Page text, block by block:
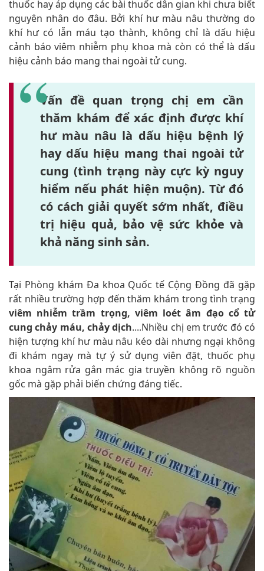
thuốc hay áp dụng các bài thuốc dân gian khi chưa biết
nguyên nhân do đâu. Bởi khí hư màu nâu thường do
khí hư có lẫn máu tạo thành, không chỉ là dấu hiệu
cảnh báo viêm nhiễm phụ khoa mà còn có thể là dấu
hiệu cảnh báo mang thai ngoài tử cung.
Vấn đề quan trọng chị em cần
thăm khám để xác định được khí
hư màu nâu là dấu hiệu bệnh lý
hay dấu hiệu mang thai ngoài tử
cung (tình trạng này cực kỳ nguy
hiểm nếu phát hiện muộn). Từ đó
có cách giải quyết sớm nhất, điều
trị hiệu quả, bảo vệ sức khỏe và
khả năng sinh sản.
Tại Phòng khám Đa khoa Quốc tế Cộng Đồng đã gặp
rất nhiều trường hợp đến thăm khám trong tình trạng
viêm nhiễm trầm trọng, viêm loét âm đạo cổ tử
cung chảy máu, chảy dịch....Nhiều chị em trước đó có
hiện tượng khí hư màu nâu kéo dài nhưng ngại không
đi khám ngay mà tự ý sử dụng viên đặt, thuốc phụ
khoa ngâm rửa gắn mác gia truyền không rõ nguồn
gốc mà gặp phải biến chứng đáng tiếc.